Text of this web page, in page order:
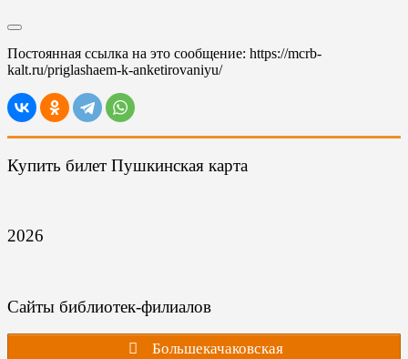
Постоянная ссылка на это сообщение: https://mcrb-
kalt.ru/priglashaem-k-anketirovaniyu/
Купить билет Пушкинская карта
2026
Сайты библиотек-филиалов
Большекачаковская